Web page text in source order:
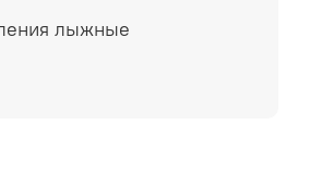
лыжные